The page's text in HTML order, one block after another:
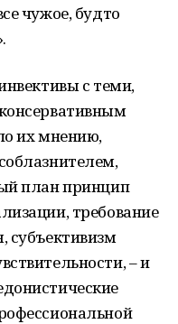
чужое, будто
с теми,
их мнению,
план принцип
требование
субъективизм
– и